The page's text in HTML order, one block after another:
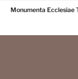
Monumenta Ecclesiae